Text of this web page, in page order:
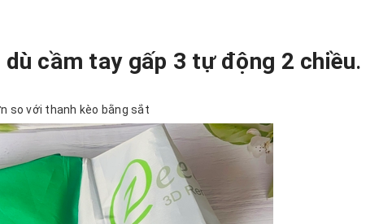
cầm tay gấp 3 tự động 2 chiều.
so với thanh kèo bằng sắt